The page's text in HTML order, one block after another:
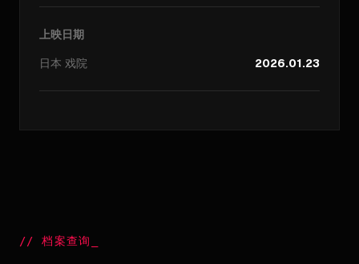
上映日期
日本 戏院 2026.01.23
//档案查询